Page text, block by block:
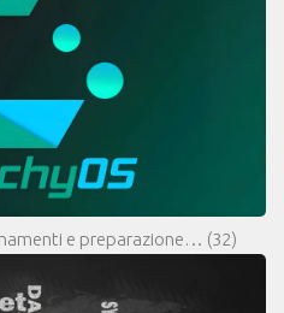
e preparazione… (32)